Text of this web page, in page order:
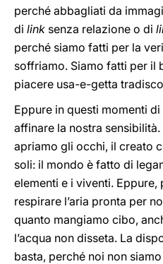
perché abbagliati da
di link senza relazione o di
perché siamo fatti per la
soffriamo. Siamo fatti per il
piacere usa-e-getta
Eppure in questi momenti
affinare la nostra
apriamo gli occhi, il creato
soli: il mondo è fatto di
elementi e i viventi.
respirare l’aria pronta per
quanto mangiamo cibo,
l’acqua non disseta. La
basta, perché noi non